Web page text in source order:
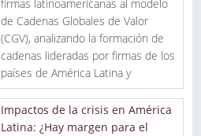
firmas latinoamericanas al modelo
de Cadenas Globales de Valor
(CGV), analizando la formación de
cadenas lideradas por firmas de los
países de América Latina y
Impactos de la crisis en América
Latina: ¿Hay margen para el